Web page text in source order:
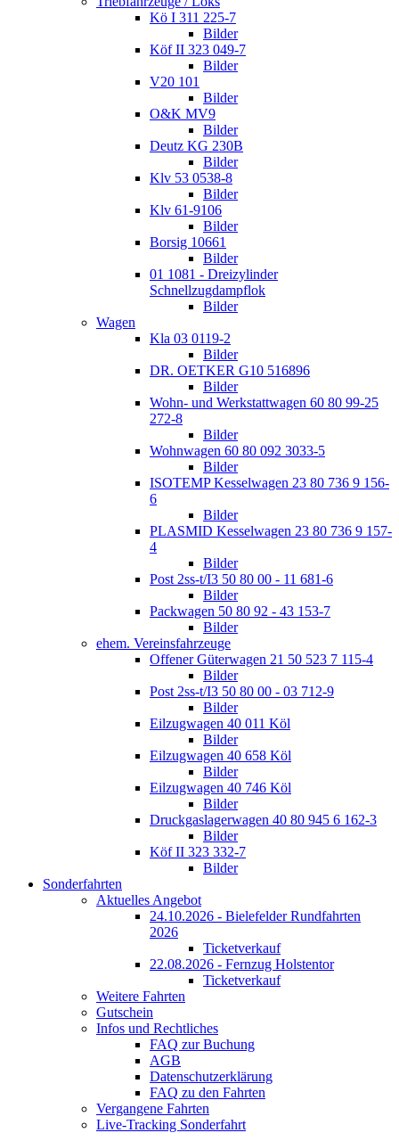
Kö I 311 225-7
Bilder
Köf II 323 049-7
Bilder
V20 101
Bilder
O&K MV9
Bilder
Deutz KG 230B
Bilder
Klv 53 0538-8
Bilder
Klv 61-9106
Bilder
Borsig 10661
Bilder
01 1081 - Dreizylinder
Schnellzugdampflok
Bilder
Wagen
Kla 03 0119-2
Bilder
DR. OETKER G10 516896
Bilder
Wohn- und Werkstattwagen 60 80 99-25
272-8
Bilder
Wohnwagen 60 80 092 3033-5
Bilder
ISOTEMP Kesselwagen 23 80 736 9 156-
6
Bilder
PLASMID Kesselwagen 23 80 736 9 157-
4
Bilder
Post 2ss-t/I3 50 80 00 - 11 681-6
Bilder
Packwagen 50 80 92 - 43 153-7
Bilder
ehem. Vereinsfahrzeuge
Offener Güterwagen 21 50 523 7 115-4
Bilder
Post 2ss-t/I3 50 80 00 - 03 712-9
Bilder
Eilzugwagen 40 011 Köl
Bilder
Eilzugwagen 40 658 Köl
Bilder
Eilzugwagen 40 746 Köl
Bilder
Druckgaslagerwagen 40 80 945 6 162-3
Bilder
Köf II 323 332-7
Bilder
Sonderfahrten
Aktuelles Angebot
24.10.2026 - Bielefelder Rundfahrten
2026
Ticketverkauf
22.08.2026 - Fernzug Holstentor
Ticketverkauf
Weitere Fahrten
Gutschein
Infos und Rechtliches
FAQ zur Buchung
AGB
Datenschutzerklärung
FAQ zu den Fahrten
Vergangene Fahrten
Live-Tracking Sonderfahrt